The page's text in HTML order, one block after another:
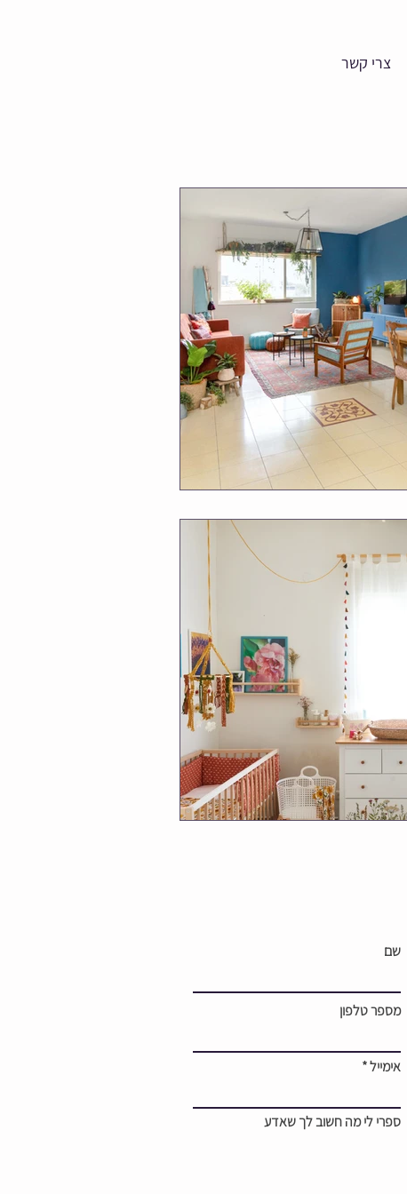
צרי קשר
שם
מספר טלפון
אימייל
ספרי לי מה חשוב לך שאדע